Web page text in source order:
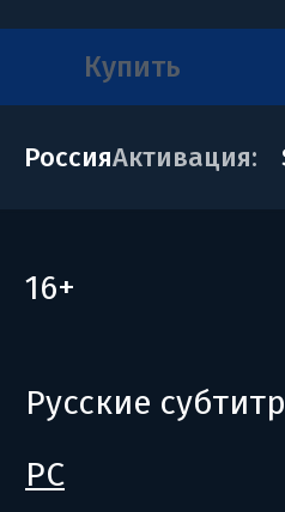
купить
РоссияАктивация:
16+
Русские
PC